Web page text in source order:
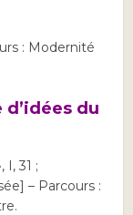
: Modernité
du
I, 31 ;
– Parcours :